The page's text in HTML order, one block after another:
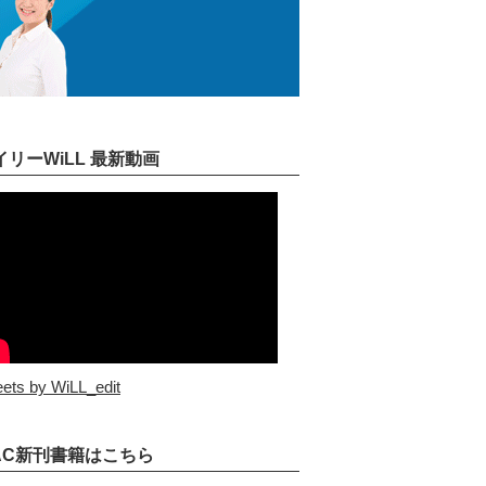
リーWiLL 最新動画
by WiLL_edit
新刊書籍はこちら